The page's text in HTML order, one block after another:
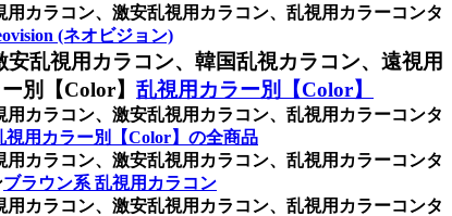
カラコン、激安乱視用カラコン、乱視用カラーコンタ
(ネオビジョン)
乱視用カラコン、韓国乱視カラコン、遠視用
別【Color】 乱視用カラー別【Color】
カラコン、激安乱視用カラコン、乱視用カラーコンタ
視用カラー別【Color】の全商品
カラコン、激安乱視用カラコン、乱視用カラーコンタ
ブラウン系 乱視用カラコン
カラコン、激安乱視用カラコン、乱視用カラーコンタ